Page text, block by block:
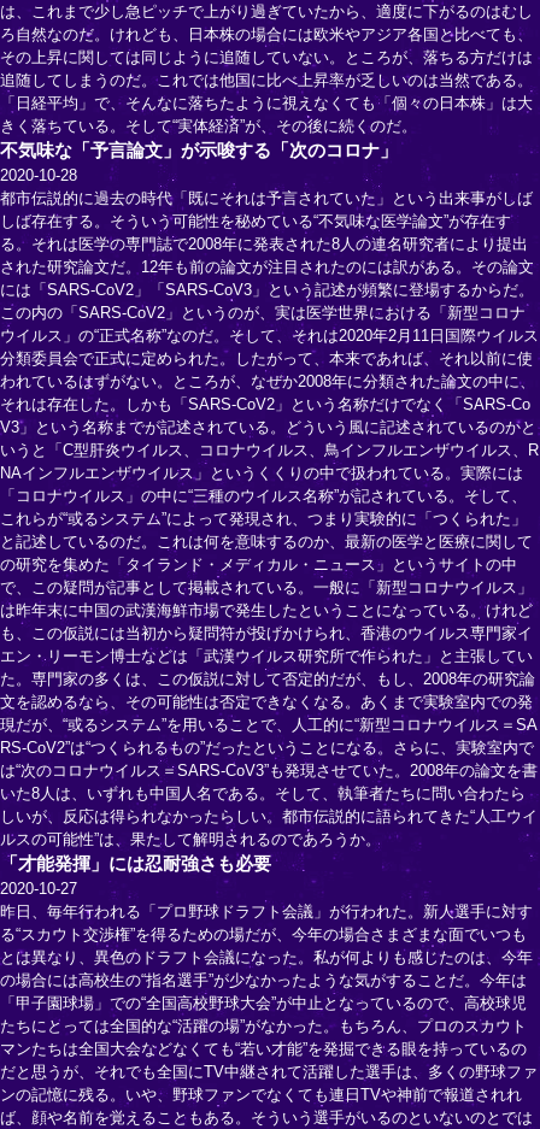
は、これまで少し急ピッチで上がり過ぎていたから、適度に下がるのはむし
ろ自然なのだ。けれども、日本株の場合には欧米やアジア各国と比べても、
その上昇に関しては同じように追随していない。ところが、落ちる方だけは
追随してしまうのだ。これでは他国に比べ上昇率が乏しいのは当然である。
「日経平均」で、そんなに落ちたように視えなくても「個々の日本株」は大
きく落ちている。そして“実体経済”が、その後に続くのだ。
不気味な「予言論文」が示唆する「次のコロナ」
2020-10-28
都市伝説的に過去の時代「既にそれは予言されていた」という出来事がしば
しば存在する。そういう可能性を秘めている“不気味な医学論文”が存在す
る。それは医学の専門誌で2008年に発表された8人の連名研究者により提出
された研究論文だ。12年も前の論文が注目されたのには訳がある。その論文
には「SARS-CoV2」「SARS-CoV3」という記述が頻繁に登場するからだ。
この内の「SARS-CoV2」というのが、実は医学世界における「新型コロナ
ウイルス」の“正式名称”なのだ。そして、それは2020年2月11日国際ウイルス
分類委員会で正式に定められた。したがって、本来であれば、それ以前に使
われているはずがない。ところが、なぜか2008年に分類された論文の中に、
それは存在した。しかも「SARS-CoV2」という名称だけでなく「SARS-Co
V3」という名称までが記述されている。どういう風に記述されているのかと
いうと「C型肝炎ウイルス、コロナウイルス、鳥インフルエンザウイルス、R
NAインフルエンザウイルス」というくくりの中で扱われている。実際には
「コロナウイルス」の中に“三種のウイルス名称”が記されている。そして、
これらが“或るシステム”によって発現され、つまり実験的に「つくられた」
と記述しているのだ。これは何を意味するのか、最新の医学と医療に関して
の研究を集めた「タイランド・メディカル・ニュース」というサイトの中
で、この疑問が記事として掲載されている。一般に「新型コロナウイルス」
は昨年末に中国の武漢海鮮市場で発生したということになっている。けれど
も、この仮説には当初から疑問符が投げかけられ、香港のウイルス専門家イ
エン・リーモン博士などは「武漢ウイルス研究所で作られた」と主張してい
た。専門家の多くは、この仮説に対して否定的だが、もし、2008年の研究論
文を認めるなら、その可能性は否定できなくなる。あくまで実験室内での発
現だが、“或るシステム”を用いることで、人工的に“新型コロナウイルス＝SA
RS-CoV2”は“つくられるもの”だったということになる。さらに、実験室内で
は“次のコロナウイルス＝SARS-CoV3”も発現させていた。2008年の論文を書
いた8人は、いずれも中国人名である。そして、執筆者たちに問い合わたら
しいが、反応は得られなかったらしい。都市伝説的に語られてきた“人工ウイ
ルスの可能性”は、果たして解明されるのであろうか。
「才能発揮」には忍耐強さも必要
2020-10-27
昨日、毎年行われる「プロ野球ドラフト会議」が行われた。新人選手に対す
る“スカウト交渉権”を得るための場だが、今年の場合さまざまな面でいつも
とは異なり、異色のドラフト会議になった。私が何よりも感じたのは、今年
の場合には高校生の“指名選手”が少なかったような気がすることだ。今年は
「甲子園球場」での“全国高校野球大会”が中止となっているので、高校球児
たちにとっては全国的な“活躍の場”がなかった。もちろん、プロのスカウト
マンたちは全国大会などなくても“若い才能”を発掘できる眼を持っているの
だと思うが、それでも全国にTV中継されて活躍した選手は、多くの野球ファ
ンの記憶に残る。いや、野球ファンでなくても連日TVや神前で報道されれ
ば、顔や名前を覚えることもある。そういう選手がいるのといないのとでは